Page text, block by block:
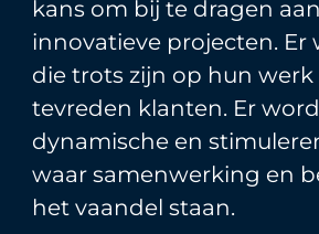
kans om bij te dragen
innovatieve projecten.
die trots zijn op hun
tevreden klanten. Er
dynamische en
waar samenwerking en
het vaandel staan.